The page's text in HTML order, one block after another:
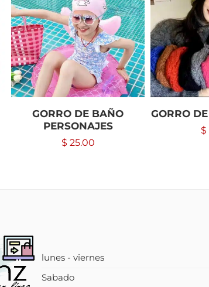
GORRO DE BAÑO
PERSONAJES
$ 25.00
GORRO
$
lunes - viernes
Sabado